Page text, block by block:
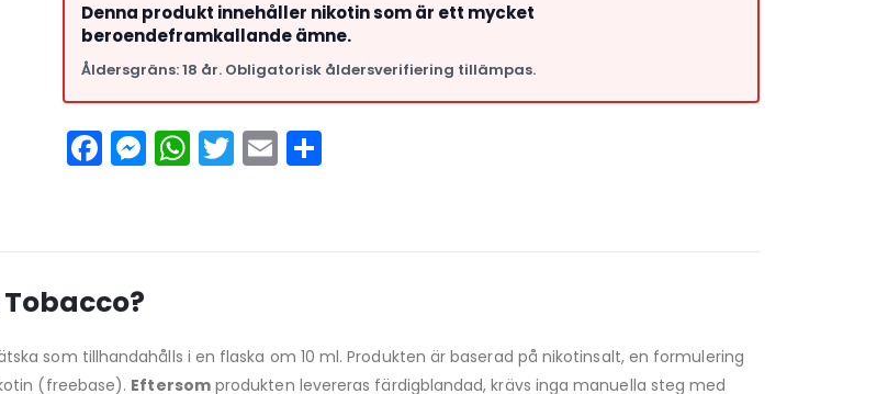
Denna produkt innehåller nikotin som är ett mycket
beroendeframkallande ämne.
Åldersgräns: 18 år. Obligatorisk åldersverifiering tillämpas.
Facebook
Messenger
WhatsApp
Twitter
Email
som tillhandahålls i en flaska om 10 ml. Produkten är baserad på nikotinsalt, en formulering
(freebase). Eftersomprodukten levereras färdigblandad, krävs inga manuella steg med